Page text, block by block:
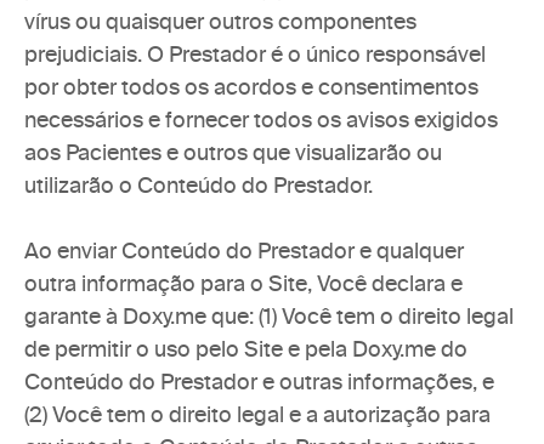
vírus ou quaisquer outros componentes
prejudiciais. O Prestador é o único responsável
por obter todos os acordos e consentimentos
necessários e fornecer todos os avisos exigidos
aos Pacientes e outros que visualizarão ou
utilizarão o Conteúdo do Prestador.
Ao enviar Conteúdo do Prestador e qualquer
outra informação para o Site, Você declara e
garante à Doxy.me que: (1) Você tem o direito legal
de permitir o uso pelo Site e pela Doxy.me do
Conteúdo do Prestador e outras informações, e
(2) Você tem o direito legal e a autorização para